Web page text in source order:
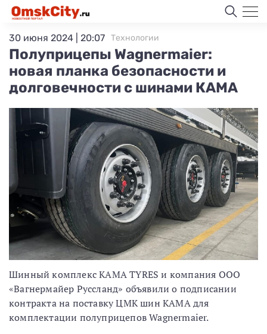
Полуприцепы Wagnermaier:
новая планка безопасности и
долговечности с шинами КАМА
30 июня 2024 | 20:07 Технологии
Шинный комплекс КАМА TYRES и компания ООО
«Вагнермайер Руссланд» объявили о подписании
контракта на поставку ЦМК шин КАМА для
комплектации полуприцепов Wagnermaier.